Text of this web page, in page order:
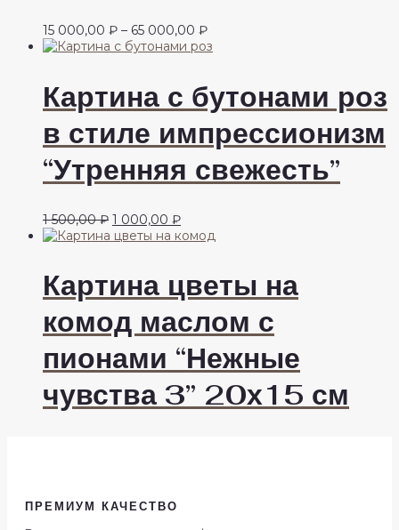
15 000,00 ₽ – 65 000,00 ₽Диапазон
цен:
–
65
000,00 ₽
Картина с бутонами роз
в стиле импрессионизм
“Утренняя свежесть”
1 500,00₽ Первоначальная
цена
500,00 ₽.
1 000,00 ₽Текущая
цена:
Картина цветы на
комод маслом с
пионами “Нежные
чувства 3” 20х15 см
ПРЕМИУМ КАЧЕСТВО